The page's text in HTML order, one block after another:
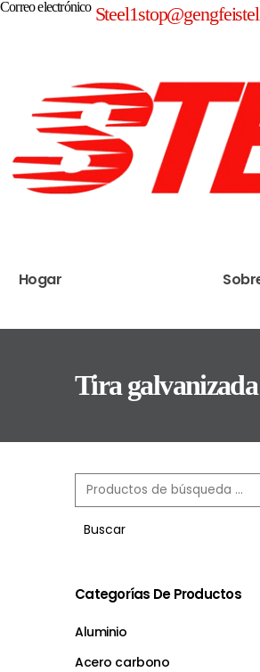
Correo electrónico
Hogar
Tira galvanizada
Buscar
Categorías De Productos
Aluminio
Acero carbono